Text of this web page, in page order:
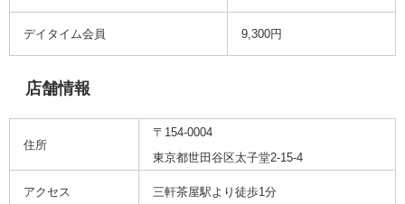
デイタイム会員 9,300円
店舗情報
住所
〒 154-0004
東京都世田谷区太子堂2-15-4
アクセス 三軒茶屋駅より徒歩1分